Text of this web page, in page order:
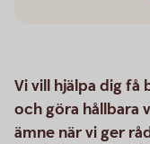
Vi vill hjälpa dig få
och göra hållbara
ämne när vi ger